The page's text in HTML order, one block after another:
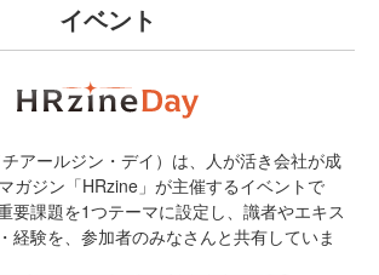
イベント
アールジン・デイ）は、人が活き会社が成
ガジン「HRzine」が主催するイベントで
要課題を1つテーマに設定し、識者やエキス
経験を、参加者のみなさんと共有していま